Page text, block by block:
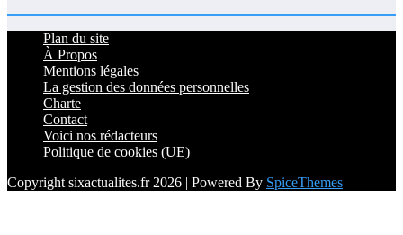
Plan du site
À Propos
Mentions légales
La gestion des données personnelles
Charte
Contact
Voici nos rédacteurs
Politique de cookies (UE)
Copyright sixactualites.fr 2026 | Powered By SpiceThemes